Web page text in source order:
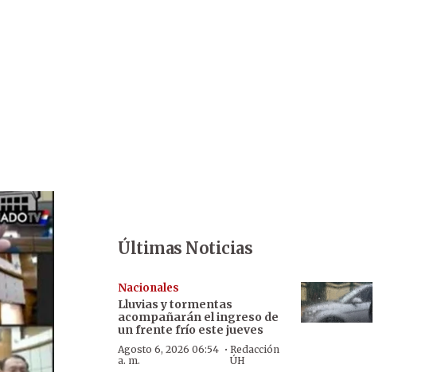
Últimas Noticias
Nacionales
Lluvias y tormentas
acompañarán el ingreso de
un frente frío este jueves
Agosto 6, 2026 06:54
a. m.
· Redacción
ÚH